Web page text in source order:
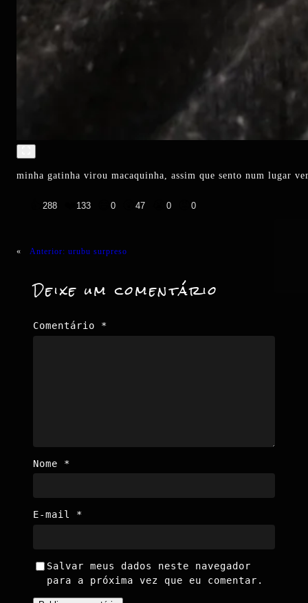
minha gatinha virou macaquinha, assim que sento num lugar
288 133 0 47 0 0
« Anterior: urubu surpreso
Deixe um comentário
Comentário *
Nome *
E-mail *
Salvar meus dados neste navegador
para a próxima vez que eu comentar.